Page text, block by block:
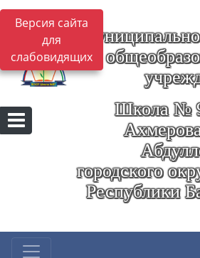
Версия сайта
для
слабовидящих
Школа №
городского
Республики